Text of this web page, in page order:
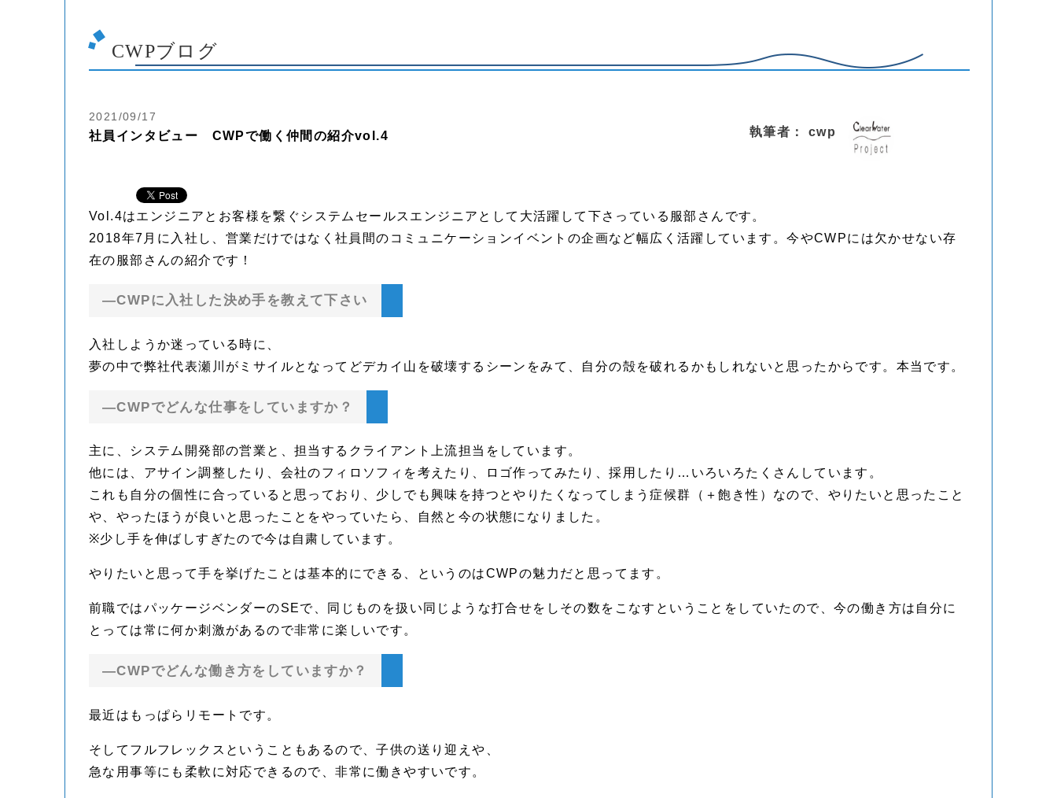
CWPブログ
2021/09/17
社員インタビュー CWPで働く仲間の紹介vol.4 執筆者： cwp
Vol.4はエンジニアとお客様を繋ぐシステムセールスエンジニアとして大活躍して下さっている服部さんです。
2018年7月に入社し、営業だけではなく社員間のコミュニケーションイベントの企画など幅広く活躍しています。今やCWPには欠かせない存
在の服部さんの紹介です！
—CWPに入社した決め手を教えて下さい
入社しようか迷っている時に、
夢の中で弊社代表瀬川がミサイルとなってどデカイ山を破壊するシーンをみて、自分の殻を破れるかもしれないと思ったからです。本当です。
—CWPでどんな仕事をしていますか？
主に、システム開発部の営業と、担当するクライアント上流担当をしています。
他には、アサイン調整したり、会社のフィロソフィを考えたり、ロゴ作ってみたり、採用したり…いろいろたくさんしています。
これも自分の個性に合っていると思っており、少しでも興味を持つとやりたくなってしまう症候群（＋飽き性）なので、やりたいと思ったこと
や、やったほうが良いと思ったことをやっていたら、自然と今の状態になりました。
※少し手を伸ばしすぎたので今は自粛しています。
やりたいと思って手を挙げたことは基本的にできる、というのはCWPの魅力だと思ってます。
前職ではパッケージベンダーのSEで、同じものを扱い同じような打合せをしその数をこなすということをしていたので、今の働き方は自分に
とっては常に何か刺激があるので非常に楽しいです。
—CWPでどんな働き方をしていますか？
最近はもっぱらリモートです。
そしてフルフレックスということもあるので、子供の送り迎えや、
急な用事等にも柔軟に対応できるので、非常に働きやすいです。